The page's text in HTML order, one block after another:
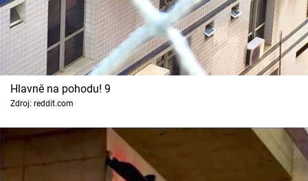
Hlavně na pohodu! 9
Zdroj: reddit.com